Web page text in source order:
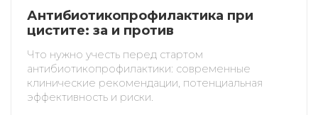
Антибиотикопрофилактика при
цистите: за и против
Что нужно учесть перед стартом
антибиотикопрофилактики: современные
клинические рекомендации, потенциальная
эффективность и риски.